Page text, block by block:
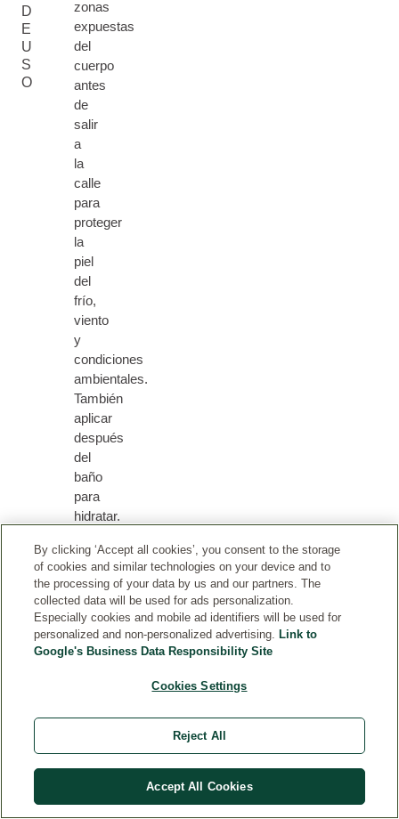
D
E
U
S
O
zonas
expuestas
del
cuerpo
antes
de
salir
a
la
calle
para
proteger
la
piel
del
frío,
viento
y
condiciones
ambientales.
También
aplicar
después
del
baño
para
hidratar.
la
aplicación
cuando
sea
necesario.
PRODUCTOS RELACIONADOS
By clicking ‘Accept all cookies’, you consent to the storage
of cookies and similar technologies on your device and to
the processing of your data by us and our partners. The
collected data will be used for ads personalization.
Especially cookies and mobile ad identifiers will be used for
personalized and non-personalized advertising. Link to
Google's Business Data Responsibility Site
Cookies Settings
Reject All
Accept All Cookies